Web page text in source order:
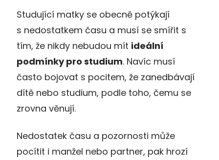
Studující matky se obecně potýkají
s nedostatkem času a musí se smířit s
tím, že nikdy nebudou mít ideální
podmínky pro studium. Navíc musí
často bojovat s pocitem, že zanedbávají
dítě nebo studium, podle toho, čemu se
zrovna věnují.
Nedostatek času a pozornosti může
pocítit i manžel nebo partner, pak hrozí